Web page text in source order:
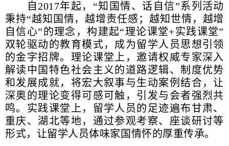
自2017年起，“知国情、话自信”系列活动
秉持“越知国情，越增责任感；越知世情，越增
自信心”的理念，构建起“理论课堂+实践课堂”
双轮驱动的教育模式，成为留学人员思想引领
的金字招牌。理论课堂上，邀请权威专家深入
解读中国特色社会主义的道路逻辑、制度优势
和发展成就，将宏大叙事与生动案例结合，让
深奥的理论变得可感可触，引发与会者强烈共
鸣。实践课堂上，留学人员的足迹遍布甘肃、
重庆、湖北等地，通过参观考察、座谈研讨等
形式，让留学人员体味家国情怀的厚重传承。